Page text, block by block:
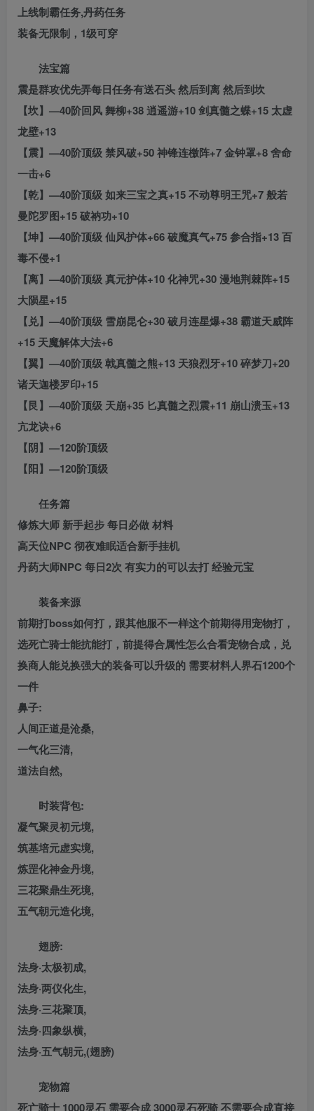
上线制霸任务,丹药任务
装备无限制，1级可穿
法宝篇
震是群攻优先弄每日任务有送石头 然后到离 然后到坎
【坎】—40阶回风 舞柳+38 逍遥游+10 剑真髓之蝶+15 太虚
龙壁+13
【震】—40阶顶级 禁风破+50 神锋连檄阵+7 金钟罩+8 舍命
一击+6
【乾】—40阶顶级 如来三宝之真+15 不动尊明王咒+7 般若
曼陀罗图+15 破衲功+10
【坤】—40阶顶级 仙风护体+66 破魔真气+75 参合指+13 百
毒不侵+1
【离】—40阶顶级 真元护体+10 化神咒+30 漫地荆棘阵+15
大陨星+15
【兑】—40阶顶级 雪崩昆仑+30 破月连星爆+38 霸道天威阵
+15 天魔解体大法+6
【翼】—40阶顶级 戟真髓之熊+13 天狼烈牙+10 碎梦刀+20
诸天迦楼罗印+15
【艮】—40阶顶级 天崩+35 匕真髓之烈震+11 崩山溃玉+13
亢龙诀+6
【阴】—120阶顶级
【阳】—120阶顶级
任务篇
修炼大师 新手起步 每日必做 材料
高天位NPC 彻夜难眠适合新手挂机
丹药大师NPC 每日2次 有实力的可以去打 经验元宝
装备来源
前期打boss如何打，跟其他服不一样这个前期得用宠物打，
选死亡骑士能抗能打，前提得合属性怎么合看宠物合成，兑
换商人能兑换强大的装备可以升级的 需要材料人界石1200个
一件
鼻子:
人间正道是沧桑,
一气化三清,
道法自然,
时装背包:
凝气聚灵初元境,
筑基培元虚实境,
炼罡化神金丹境,
三花聚鼎生死境,
五气朝元造化境,
翅膀:
法身·太极初成,
法身·两仪化生,
法身·三花聚顶,
法身·四象纵横,
法身·五气朝元,(翅膀)
宠物篇
死亡骑士 1000灵石 需要合成 3000灵石死骑 不需要合成直接